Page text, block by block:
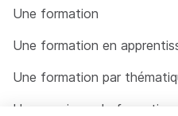
Une formation
Une formation en
Une formation par
Un organisme de formation